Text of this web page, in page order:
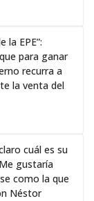
la EPE”:
para ganar
recurra a
la venta del
cuál es su
gustaría
como la que
Néstor